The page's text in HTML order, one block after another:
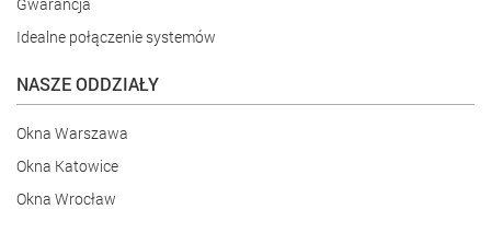
Gwarancja
Idealne połączenie systemów
NASZE ODDZIAŁY
Okna Warszawa
Okna Katowice
Okna Wrocław